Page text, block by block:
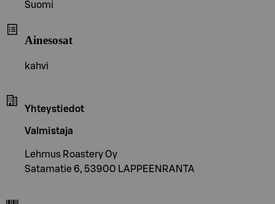
Suomi
Ainesosat
kahvi
Yhteystiedot
Valmistaja
Lehmus Roastery Oy
Satamatie 6, 53900 LAPPEENRANTA